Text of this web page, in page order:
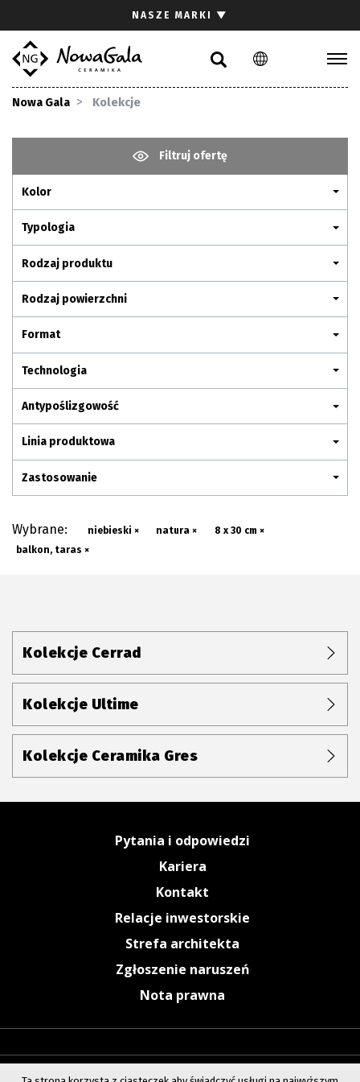
PL EN
NASZE MARKI ▼
Nowa Gala Kolekcje
Filtruj ofertę
Kolor
Typologia
Rodzaj produktu
Rodzaj powierzchni
Format
Technologia
Antypoślizgowość
Linia produktowa
Zastosowanie
Wybrane: niebieski × natura ×
8 x 30 cm ×
balkon, taras ×
Kolekcje Cerrad
Kolekcje Ultime
Kolekcje Ceramika Gres
Pytania i odpowiedzi
Kariera
Kontakt
Relacje inwestorskie
Strefa architekta
Zgłoszenie naruszeń
Nota prawna
Gdzie kupić
Pliki do pobrania
Pytania i odpowiedzi
Kariera
Kontakt
Komunikacja z akcjonariuszami